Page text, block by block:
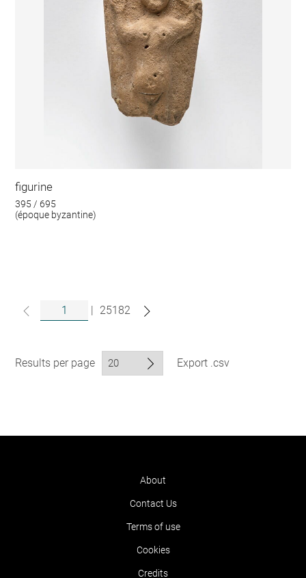
figurine
395 / 695
(époque byzantine)
| 25182
Results per page Export .csv
About
Contact Us
Terms of use
Cookies
Credits